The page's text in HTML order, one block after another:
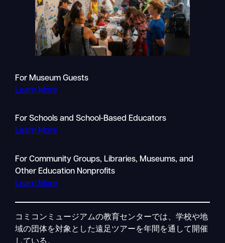
For Museum Guests
Learn More
For Schools and School-Based Educators
Learn More
For Community Groups, Libraries, Museums, and
Other Education Nonprofits
Learn More
コミコンミュージアムの教育センターでは、学校や地
域の団体を対象とした遠足ツアーを年間を通して開催
している。